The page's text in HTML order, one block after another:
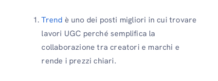
Trend è uno dei posti migliori in cui trovare
lavori UGC perché semplifica la
collaborazione tra creatori e marchi e
rende i prezzi chiari.